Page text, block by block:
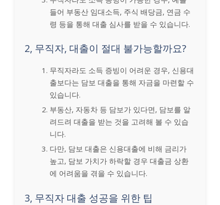
들어 부동산 임대소득, 주식 배당금, 연금 수
령 등을 통해 대출 심사를 받을 수 있습니다.
2, 무직자, 대출이 절대 불가능할까요?
무직자라도 소득 증빙이 어려운 경우, 신용대
출보다는 담보 대출을 통해 자금을 마련할 수
있습니다.
부동산, 자동차 등 담보가 있다면, 담보를 알
려드려 대출을 받는 것을 고려해 볼 수 있습
니다.
다만, 담보 대출은 신용대출에 비해 금리가
높고, 담보 가치가 하락할 경우 대출금 상환
에 어려움을 겪을 수 있습니다.
3, 무직자 대출 성공을 위한 팁